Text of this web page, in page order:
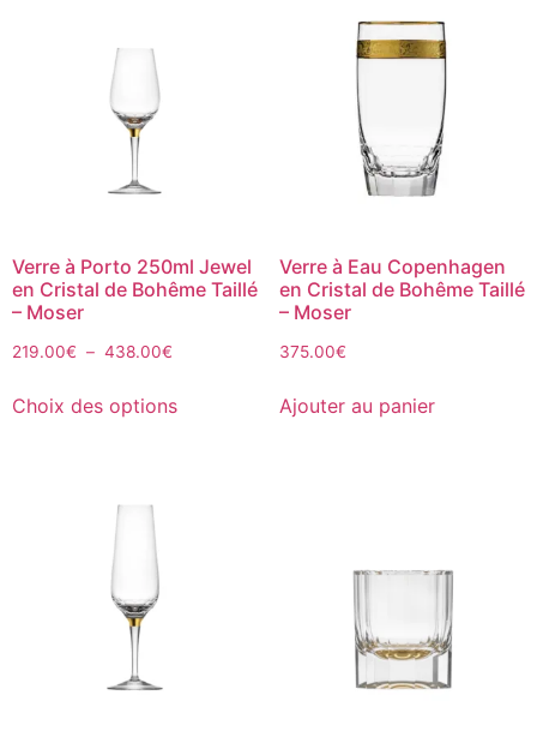
Verre à Porto 250ml Jewel
en Cristal de Bohême Taillé
– Moser
219.00€ – 438.00€
Choix des options
Verre à Eau Copenhagen
en Cristal de Bohême Taillé
– Moser
375.00€
Ajouter au panier